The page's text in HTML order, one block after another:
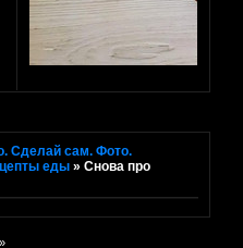
Сделай сам. Фото.
еды »Снова про
»